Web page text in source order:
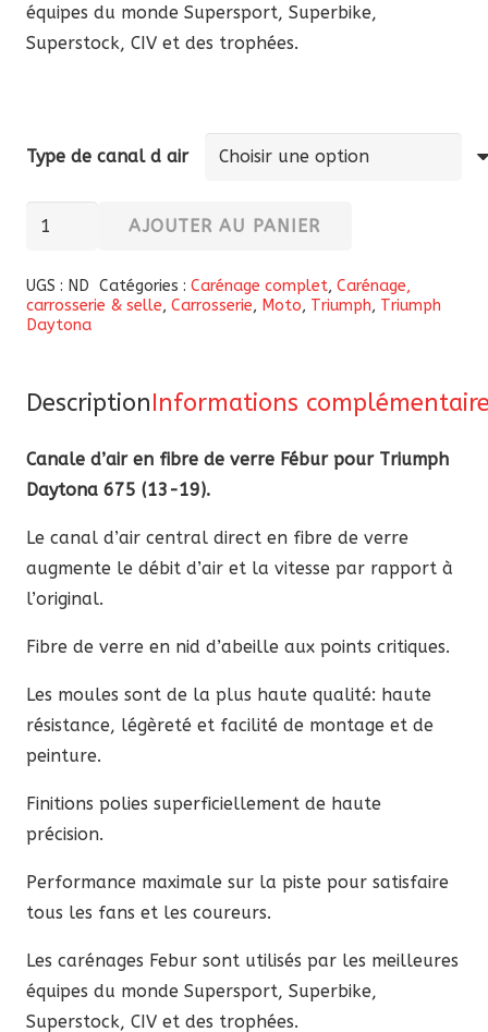
équipes du monde Supersport, Superbike,
Superstock, CIV et des trophées.
Type de canal d air
quantité
Canal
d’air
de
Fébur
Triumph
2013-
2019
AJOUTER AU PANIER
UGS : ND Catégories : Carénage complet, Carénage,
carrosserie & selle, Carrosserie, Moto, Triumph, Triumph
Daytona
DescriptionInformations
Canale d’air en fibre de verre Fébur pour Triumph
Daytona 675 (13-19).
Le canal d’air central direct en fibre de verre
augmente le débit d’air et la vitesse par rapport à
l’original.
Fibre de verre en nid d’abeille aux points critiques.
Les moules sont de la plus haute qualité: haute
résistance, légèreté et facilité de montage et de
peinture.
Finitions polies superficiellement de haute
précision.
Performance maximale sur la piste pour satisfaire
tous les fans et les coureurs.
Les carénages Febur sont utilisés par les meilleures
équipes du monde Supersport, Superbike,
Superstock, CIV et des trophées.